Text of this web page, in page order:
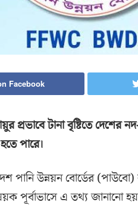
Facebook
প্রভাবে টানা বৃষ্টিতে দেশের
পারে।
উন্নয়ন বোর্ডের (পাউবো)
পূর্বাভাসে এ তথ্য জানানো